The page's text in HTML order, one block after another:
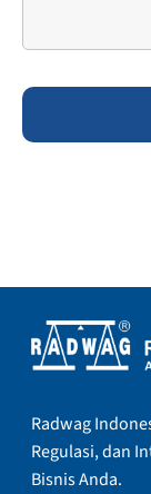
Radwag
Regulasi, dan
Bisnis Anda.